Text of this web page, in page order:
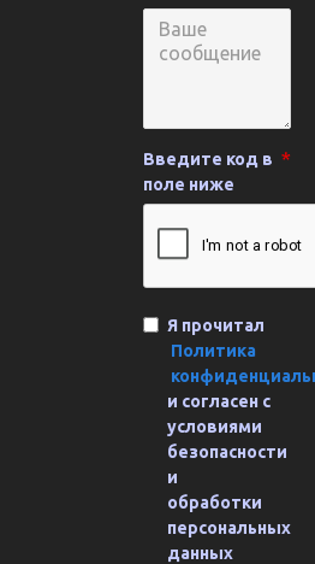
Введите код в
поле ниже
Я прочитал
Политика
и согласен с
условиями
безопасности
и
обработки
персональных
данных